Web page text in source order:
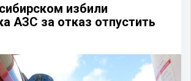
избили
АЗС за отказ отпустить